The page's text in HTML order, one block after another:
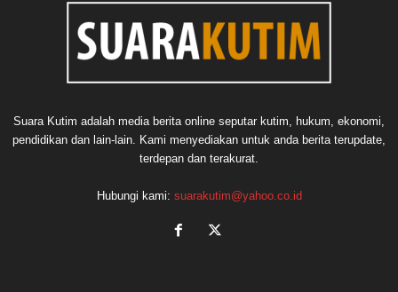
Suara Kutim adalah media berita online seputar kutim, hukum, ekonomi,
pendidikan dan lain-lain. Kami menyediakan untuk anda berita terupdate,
terdepan dan terakurat.
Hubungi kami: suarakutim@yahoo.co.id